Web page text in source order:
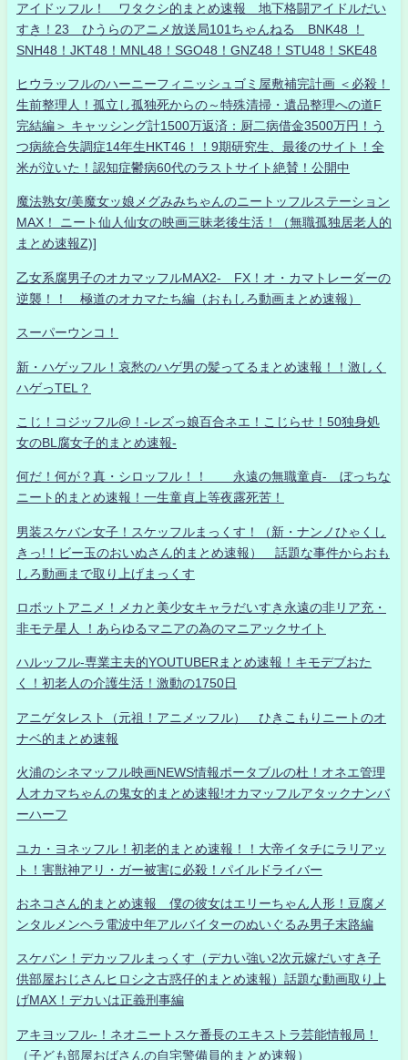
アイドッフル！ ワタクシ的まとめ速報 地下格闘アイドルだい
すき！23 ひうらのアニメ放送局101ちゃんねる BNK48 ！
SNH48！JKT48！MNL48！SGO48！GNZ48！STU48！SKE48
ヒウラッフルのハーニーフィニッシュゴミ屋敷補完計画 ＜必殺！
生前整理人！孤立し孤独死からの～特殊清掃・遺品整理への道F
完結編＞ キャッシング計1500万返済：厨二病借金3500万円！う
つ病統合失調症14年生HKT46！！9期研究生、最後のサイト！全
米が泣いた！認知症鬱病60代のラストサイト絶賛！公開中
魔法熟女/美魔女ッ娘メグみみちゃんのニートッフルステーション
MAX！ ニート仙人仙女の映画三昧老後生活！（無職孤独居老人的
まとめ速報Z)]
乙女系腐男子のオカマッフルMAX2- FX！オ・カマトレーダーの
逆襲！！ 極道のオカマたち編（おもしろ動画まとめ速報）
スーパーウンコ！
新・ハゲッフル！哀愁のハゲ男の髪ってるまとめ速報！！激しく
ハゲっTEL？
こじ！コジッフル@！-レズっ娘百合ネエ！こじらせ！50独身処
女のBL腐女子的まとめ速報-
何だ！何が？真・シロッフル！！ 永遠の無職童貞- ぼっちな
ニート的まとめ速報！一生童貞上等夜露死苦！
男装スケバン女子！スケッフルまっくす！（新・ナンノひゃくし
きっ!！ビー玉のおいぬさん的まとめ速報） 話題な事件からおも
しろ動画まで取り上げまっくす
ロボットアニメ！メカと美少女キャラだいすき永遠の非リア充・
非モテ星人 ！あらゆるマニアの為のマニアックサイト
ハルッフル-専業主夫的YOUTUBERまとめ速報！キモデブおた
く！初老人の介護生活！激動の1750日
アニゲタレスト（元祖！アニメッフル） ひきこもりニートのオ
ナベ的まとめ速報
火浦のシネマッフル映画NEWS情報ポータブルの杜！オネエ管理
人オカマちゃんの鬼女的まとめ速報!オカマッフルアタックナンバ
ーハーフ
ユカ・ヨネッフル！初老的まとめ速報！！大帝イタチにラリアッ
ト！害獣神アリ・ガー被害に必殺！パイルドライバー
おネコさん的まとめ速報 僕の彼女はエリーちゃん人形！豆腐メ
ンタルメンヘラ電波中年アルバイターのぬいぐるみ男子末路編
スケバン！デカッフルまっくす（デカい強い2次元嫁だいすき子
供部屋おじさんヒロシ之古惑仔的まとめ速報）話題な動画取り上
げMAX！デカいは正義刑事編
アキヨッフル-！ネオニートスケ番長のエキストラ芸能情報局！
（子ども部屋おばさんの自宅警備員的まとめ速報）